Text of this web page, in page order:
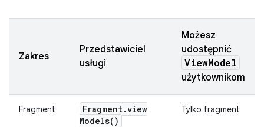
Zakres
Przedstawiciel
usługi
Możesz
udostępnić
ViewModel
użytkownikom
Fragment Fragment.view
Models( )
Tylko fragment